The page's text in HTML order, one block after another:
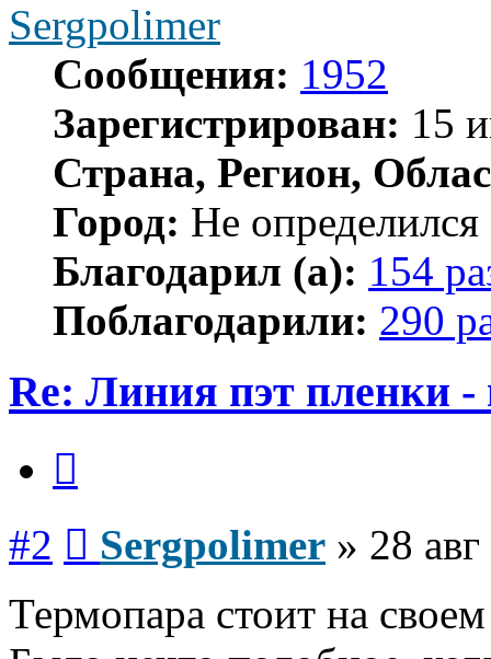
Sergpolimer
Сообщения: 1952
Зарегистрирован: 15
Страна, Регион,
Город: Не определился
Благодарил (а): 154
Поблагодарили: 290
Re: Линия пэт пленки -
#2 Sergpolimer » 28
Термопара стоит на